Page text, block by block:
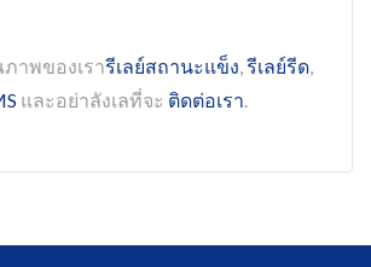
พของเรารีเลย์สถานะแข็ง,รีเลย์รีด,
และอย่าลังเลที่จะ ติดต่อเรา.